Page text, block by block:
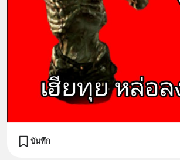
บันทึก